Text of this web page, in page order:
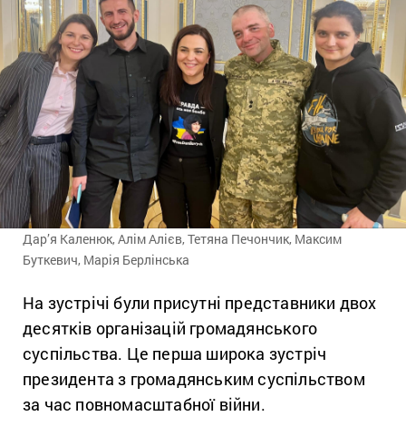
Дар’я Каленюк, Алім Алієв, Тетяна Печончик, Максим
Буткевич, Марія Берлінська
На зустрічі були присутні представники двох
десятків організацій громадянського
суспільства. Це перша широка зустріч
президента з громадянським суспільством
за час повномасштабної війни.